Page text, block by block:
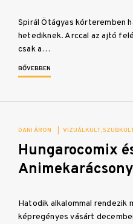
Spirál Ötágyas kórteremben
hetediknek. Arccal az ajtó
csak a…
BŐVEBBEN
DANI ÁRON VIZUÁLKULT
Hungarocomix
Animekarácsony
Hatodik alkalommal rendezik
képregényes vásárt